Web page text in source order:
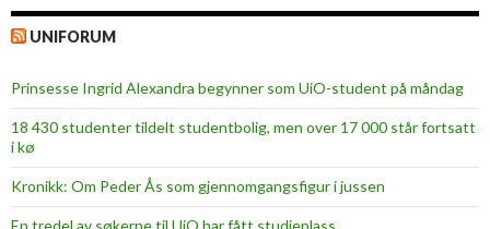
UNIFORUM
Prinsesse Ingrid Alexandra begynner som UiO-student på måndag
18 430 studenter tildelt studentbolig, men over 17 000 står fortsatt
i kø
Kronikk: Om Peder Ås som gjennomgangsfigur i jussen
En tredel av søkerne til UiO har fått studieplass